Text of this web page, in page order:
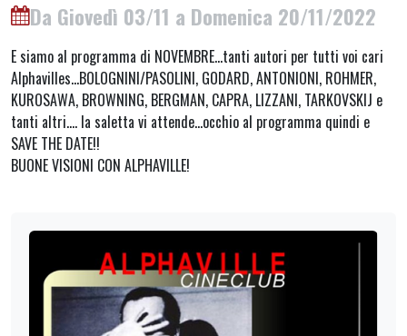
Da Giovedì 03/11 a Domenica 20/11/2022
E siamo al programma di NOVEMBRE…tanti autori per tutti voi cari
Alphavilles…BOLOGNINI/PASOLINI, GODARD, ANTONIONI, ROHMER,
KUROSAWA, BROWNING, BERGMAN, CAPRA, LIZZANI, TARKOVSKIJ e
tanti altri…. la saletta vi attende…occhio al programma quindi e
SAVE THE DATE!!
BUONE VISIONI CON ALPHAVILLE!